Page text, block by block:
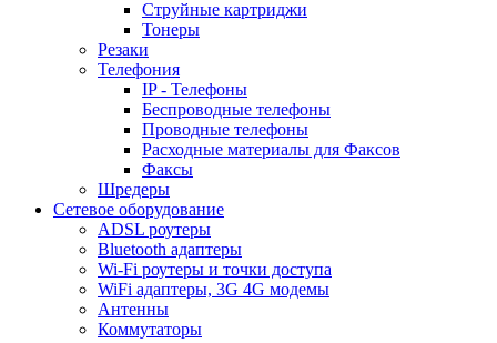
Струйные картриджи
Тонеры
Резаки
Телефония
IP - Телефоны
Беспроводные телефоны
Проводные телефоны
Расходные материалы для Факсов
Факсы
Шредеры
Сетевое оборудование
ADSL роутеры
Bluetooth адаптеры
Wi-Fi роутеры и точки доступа
WiFi адаптеры, 3G 4G модемы
Антенны
Коммутаторы